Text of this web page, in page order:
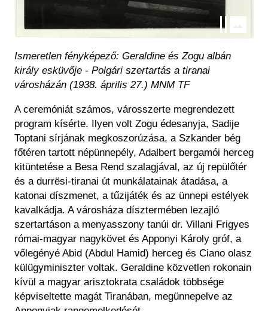
Ismeretlen fényképező: Geraldine és Zogu albán
király esküvője - Polgári szertartás a tiranai
városházán (1938. április 27.) MNM TF
A ceremóniát számos, városszerte megrendezett
program kísérte. Ilyen volt Zogu édesanyja, Sadije
Toptani sírjának megkoszorúzása, a Szkander bég
főtéren tartott népünnepély, Adalbert bergamói herceg
kitüntetése a Besa Rend szalagjával, az új repülőtér
és a durrësi-tiranai út munkálatainak átadása, a
katonai díszmenet, a tűzijáték és az ünnepi estélyek
kavalkádja. A városháza dísztermében lezajló
szertartáson a menyasszony tanúi dr. Villani Frigyes
római-magyar nagykövet és Apponyi Károly gróf, a
vőlegényé Abid (Abdul Hamid) herceg és Ciano olasz
külügyminiszter voltak. Geraldine közvetlen rokonain
kívül a magyar arisztokrata családok többsége
képviseltette magát Tiranában, megünnepelve az